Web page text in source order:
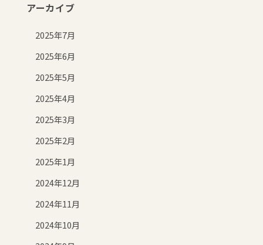
アーカイブ
2025年7月
2025年6月
2025年5月
2025年4月
2025年3月
2025年2月
2025年1月
2024年12月
2024年11月
2024年10月